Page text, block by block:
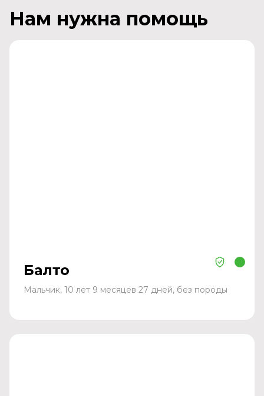
Нам нужна помощь
Балто
Мальчик, 10 лет 9 месяцев 27 дней, без породы